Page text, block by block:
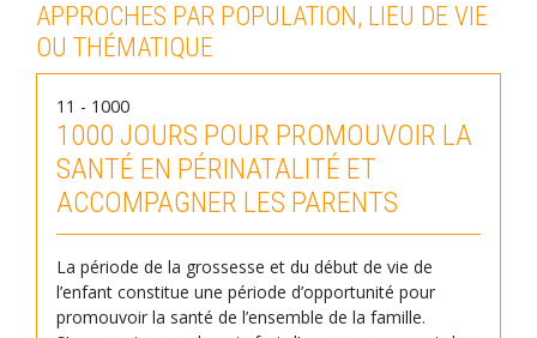
APPROCHES PAR POPULATION, LIEU DE VIE
OU THÉMATIQUE
11 - 1000
1000 JOURS POUR PROMOUVOIR LA
SANTÉ EN PÉRINATALITÉ ET
ACCOMPAGNER LES PARENTS
La période de la grossesse et du début de vie de
l’enfant constitue une période d’opportunité pour
promouvoir la santé de l’ensemble de la famille.